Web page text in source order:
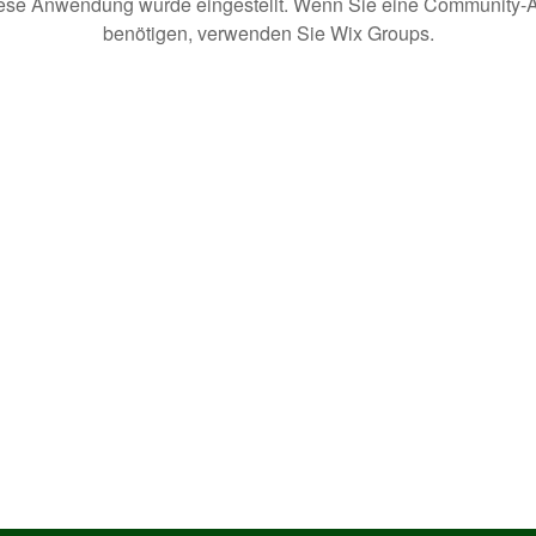
benötigen, verwenden Sie Wix Groups.